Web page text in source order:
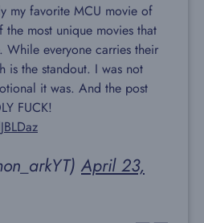
my favorite MCU movie of
most unique movies that
While everyone carries their
is the standout. I was not
it was. And the post
FUCK!
April 23,